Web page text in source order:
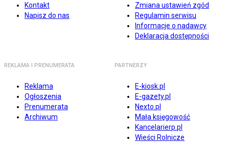
Kontakt
Napisz do nas
Zmiana ustawień zgód
Regulamin serwisu
Informacje o nadawcy
Deklaracja dostępności
REKLAMA I PRENUMERATA
Reklama
Ogłoszenia
Prenumerata
Archiwum
PARTNERZY
E-kiosk.pl
E-gazety.pl
Nexto.pl
Mała księgowość
Kancelarierp.pl
Wieści Rolnicze